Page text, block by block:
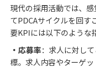
現代の採用活動では、
てPDCAサイクルを回す
要KPIには以下のような
・応募率：求人に対し
標。求人内容やターゲッ